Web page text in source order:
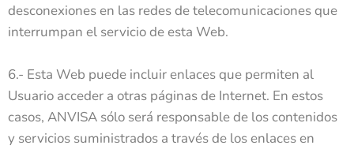
desconexiones en las redes de telecomunicaciones que
interrumpan el servicio de esta Web.
6.- Esta Web puede incluir enlaces que permiten al
Usuario acceder a otras páginas de Internet. En estos
casos, ANVISA sólo será responsable de los contenidos
y servicios suministrados a través de los enlaces en